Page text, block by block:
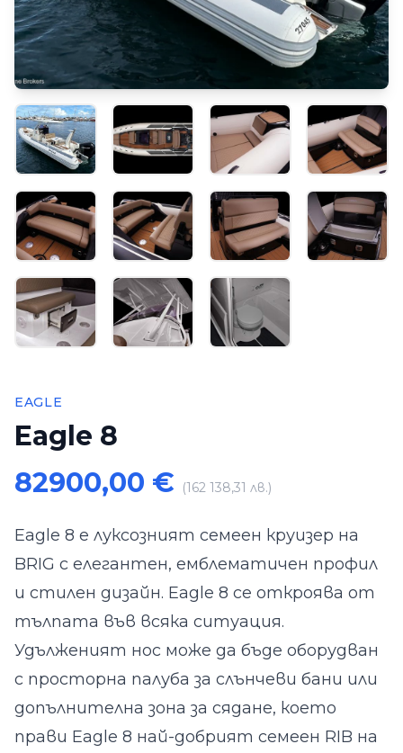
EAGLE
Eagle 8
82900,00 €
(162 138,31 лв.)
Eagle 8 е луксозният семеен круизер на
BRIG с елегантен, емблематичен профил
и стилен дизайн. Eagle 8 се откроява от
тълпата във всяка ситуация.
Удълженият нос може да бъде оборудван
с просторна палуба за слънчеви бани или
допълнителна зона за сядане, което
прави Eagle 8 най-добрият семеен RIB на